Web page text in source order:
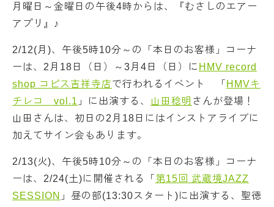
月曜日～金曜日の午後4時からは、『むさしのエアー
アプリ』♪
2/12(月)、午後5時10分～の「本日のお客様」コーナ
ーは、2月18日（日）～3月4日（日）に HMV record
shop コピス吉祥寺店で行われるイベント 「 HMVキ
チレコ vol.1 」に出演する、 山田稔明 さんが登場！
山田さんは、初日の2月18日にはインストアライブに
加えてサイン会もあります。
2/13(火)、午後5時10分～の「本日のお客様」コーナ
ーは、2/24(土)に開催される「 第15回 武蔵境JAZZ
SESSION 」昼の部(13:30スタート)に出演する、聖徳